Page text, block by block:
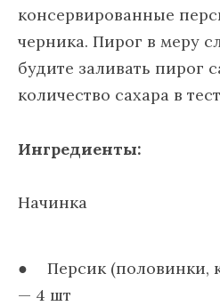
консервированные
черника. Пирог в меру
будите заливать пирог
количество сахара в
Ингредиенты:
Начинка
Персик (половинки,
— 4 шт